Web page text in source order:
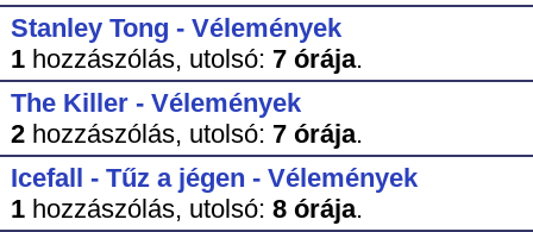
Stanley Tong - Vélemények
1hozzászólás, utolsó: 7 órája.
The Killer - Vélemények
2hozzászólás, utolsó: 7 órája.
Icefall - Tűz a jégen - Vélemények
1hozzászólás, utolsó: 8 órája.